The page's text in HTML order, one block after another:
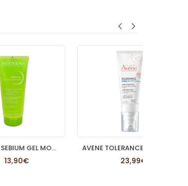
BIODERMA SEBIUM GEL MOUSSANT ACTIF 1 TUBO 200 ML AVENE TOLERANCE HYDRA10 FLUIDO HIDRATANTE 1 ENV